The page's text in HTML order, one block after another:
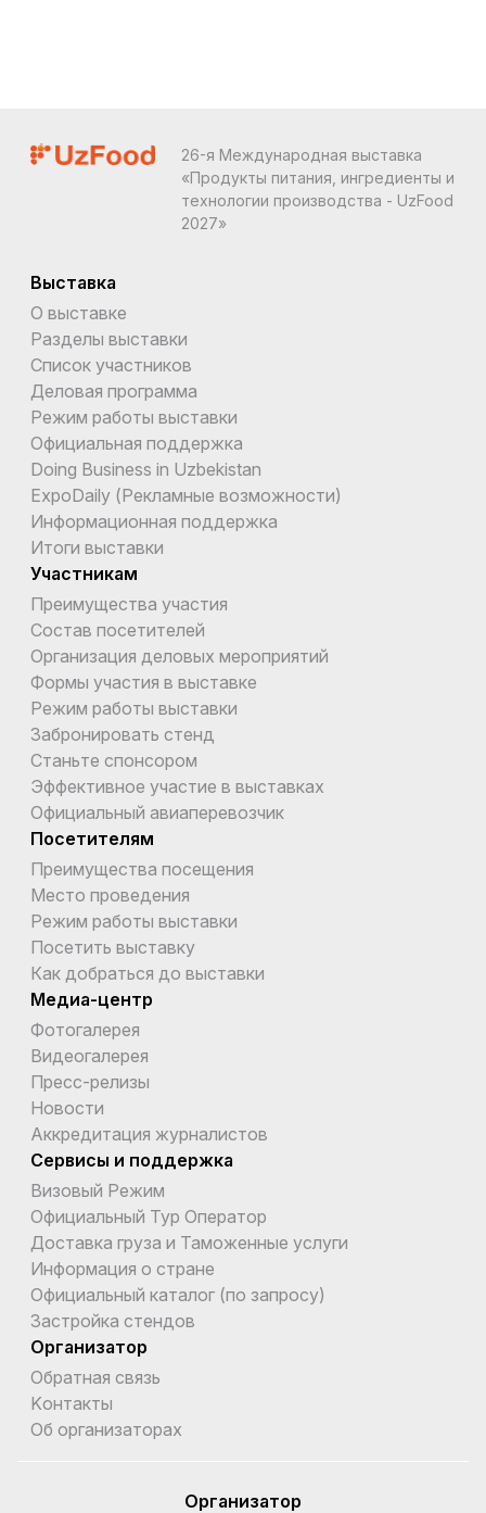
26-я Международная выставка
«Продукты питания, ингредиенты и
технологии производства - UzFood
2027»
Выставка
О выставке
Разделы выставки
Список участников
Деловая программа
Режим работы выставки
Официальная поддержка
Doing Business in Uzbekistan
ExpoDaily (Рекламные возможности)
Информационная поддержка
Итоги выставки
Участникам
Преимущества участия
Состав посетителей
Организация деловых мероприятий
Формы участия в выставке
Режим работы выставки
Забронировать стенд
Станьте спонсором
Эффективное участие в выставках
Официальный авиаперевозчик
Посетителям
Преимущества посещения
Место проведения
Режим работы выставки
Посетить выставку
Как добраться до выставки
Медиа-центр
Фотогалерея
Видеогалерея
Пресс-релизы
Новости
Аккредитация журналистов
Сервисы и поддержка
Визовый Режим
Официальный Тур Оператор
Доставка груза и Таможенные услуги
Информация о стране
Официальный каталог (по запросу)
Застройка стендов
Организатор
Обратная связь
Kонтакты
Об организаторах
Организатор